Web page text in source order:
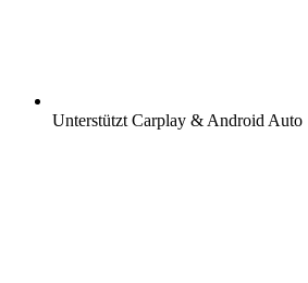
Unterstützt Carplay & Android Auto